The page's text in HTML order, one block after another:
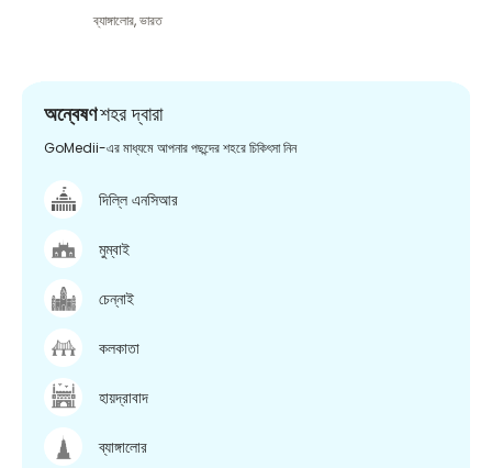
ব্যাঙ্গালোর,ভারত
অন্বেষণশহর দ্বারা
GoMedii-এর মাধ্যমে আপনার পছন্দের শহরে চিকিৎসা নিন
দিল্লি এনসিআর
মুম্বাই
চেন্নাই
কলকাতা
হায়দ্রাবাদ
ব্যাঙ্গালোর